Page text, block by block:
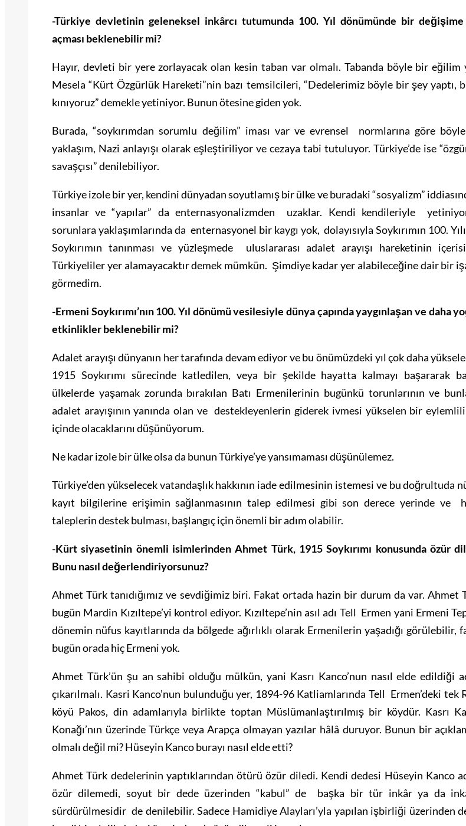
-Türkiye devletinin geleneksel inkârcı tutumunda 100. Yıl dönümünde bir
açması beklenebilir mi?
Hayır, devleti bir yere zorlayacak olan kesin taban var olmalı. Tabanda böyle bir eğilim
Mesela “Kürt Özgürlük Hareketi”nin bazı temsilcileri, “Dedelerimiz böyle bir şey yaptı,
kınıyoruz” demekle yetiniyor. Bunun ötesine giden yok.
Burada, “soykırımdan sorumlu değilim” iması var ve evrensel normlarına göre
yaklaşım, Nazi anlayışı olarak eşleştiriliyor ve cezaya tabi tutuluyor. Türkiye’de ise
savaşçısı” denilebiliyor.
Türkiye izole bir yer, kendini dünyadan soyutlamış bir ülke ve buradaki “sosyalizm”
insanlar ve “yapılar” da enternasyonalizmden uzaklar. Kendi kendileriyle
sorunlara yaklaşımlarında da enternasyonel bir kaygı yok, dolayısıyla Soykırımın 100.
Soykırımın tanınması ve yüzleşmede uluslararası adalet arayışı hareketinin
Türkiyeliler yer alamayacaktır demek mümkün. Şimdiye kadar yer alabileceğine dair bir
görmedim.
-Ermeni Soykırımı’nın 100. Yıl dönümü vesilesiyle dünya çapında yaygınlaşan ve daha
etkinlikler beklenebilir mi?
Adalet arayışı dünyanın her tarafında devam ediyor ve bu önümüzdeki yıl çok daha
1915 Soykırımı sürecinde katledilen, veya bir şekilde hayatta kalmayı başararak
ülkelerde yaşamak zorunda bırakılan Batı Ermenilerinin bugünkü torunlarının ve
adalet arayışının yanında olan ve destekleyenlerin giderek ivmesi yükselen bir
içinde olacaklarını düşünüyorum.
Ne kadar izole bir ülke olsa da bunun Türkiye’ye yansımaması düşünülemez.
Türkiye’den yükselecek vatandaşlık hakkının iade edilmesinin istemesi ve bu doğrultuda
kayıt bilgilerine erişimin sağlanmasının talep edilmesi gibi son derece yerinde ve
taleplerin destek bulması, başlangıç için önemli bir adım olabilir.
-Kürt siyasetinin önemli isimlerinden Ahmet Türk, 1915 Soykırımı konusunda özür
Bunu nasıl değerlendiriyorsunuz?
Ahmet Türk tanıdığımız ve sevdiğimiz biri. Fakat ortada hazin bir durum da var. Ahmet
bugün Mardin Kızıltepe’yi kontrol ediyor. Kızıltepe’nin asıl adı Tell Ermen yani Ermeni
dönemin nüfus kayıtlarında da bölgede ağırlıklı olarak Ermenilerin yaşadığı görülebilir,
bugün orada hiç Ermeni yok.
Ahmet Türk’ün şu an sahibi olduğu mülkün, yani Kasrı Kanco’nun nasıl elde edildiği
çıkarılmalı. Kasri Kanco’nun bulunduğu yer, 1894-96 Katliamlarında Tell Ermen’deki tek
köyü Pakos, din adamlarıyla birlikte toptan Müslümanlaştırılmış bir köydür. Kasrı
Konağı’nın üzerinde Türkçe veya Arapça olmayan yazılar hâlâ duruyor. Bunun bir
olmalı değil mi? Hüseyin Kanco burayı nasıl elde etti?
Ahmet Türk dedelerinin yaptıklarından ötürü özür diledi. Kendi dedesi Hüseyin Kanco
özür dilemedi, soyut bir dede üzerinden “kabul” de başka bir tür inkâr ya da
sürdürülmesidir de denilebilir. Sadece Hamidiye Alayları’yla yapılan işbirliği üzerinden